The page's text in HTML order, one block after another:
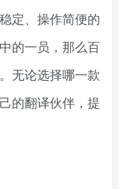
定、操作简便的
的一员，那么百
无论选择哪一款
的翻译伙伴，提